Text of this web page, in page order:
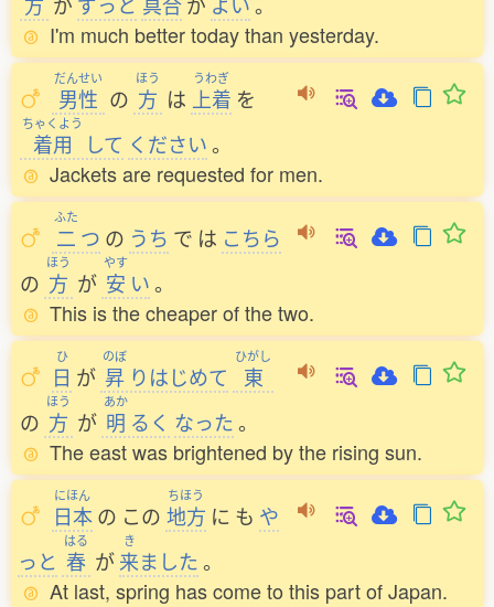
I'm much better today than yesterday.
だんせい
男性 の
ほう
方 は
うわぎ
上着 を
ちゃくよう
着用 して ください。
Jackets are requested for men.
ふた
二 つ の うち で は こちら
の
ほう
方 が
やす
安 い。
This is the cheaper of the two.
ひ
日 が
のぼ
昇 りはじめて
ひがし
東
の
ほう
方 が
あか
明 るく なった。
The east was brightened by the rising sun.
にほん
日本 の この
ちほう
地方 に も や
っと
はる
春 が
き
来ました。
At last, spring has come to this part of Japan.